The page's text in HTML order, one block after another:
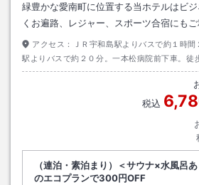
緑豊かな愛南町に位置する当ホテルはビ
くお遍路、レジャー、スポーツ合宿にもご
アクセス：
ＪＲ宇和島駅よりバスで約１時
駅よりバスで約２０分。一本松病院前下車。徒
税込
（連泊・素泊まり）＜サウナ×水風呂
のエコプランで300円OFF